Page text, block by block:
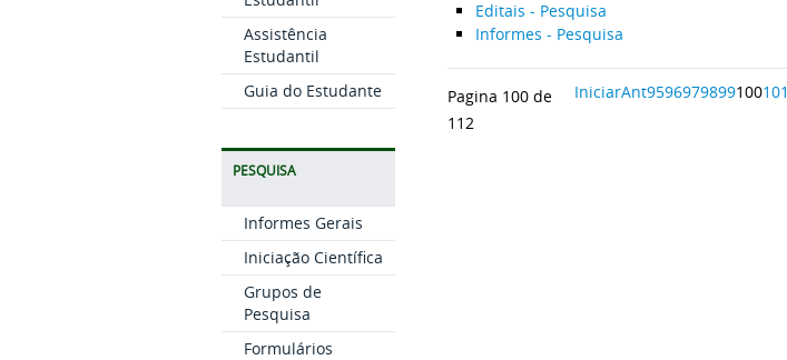
Assistência
Estudantil
Guia do Estudante
PESQUISA
Informes Gerais
Iniciação Científica
Grupos de
Pesquisa
Formulários
Editais - Pesquisa
Informes - Pesquisa
Pagina 100 de
112
IniciarAnt9596979899100101